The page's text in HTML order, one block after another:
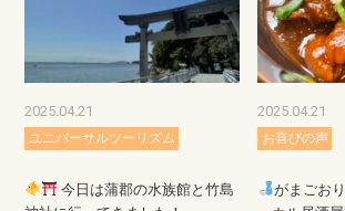
2025.04.21
ユニバーサルツーリズム
今日は蒲郡の水族館と竹島
2025.04.21
お喜びの声
がまごお